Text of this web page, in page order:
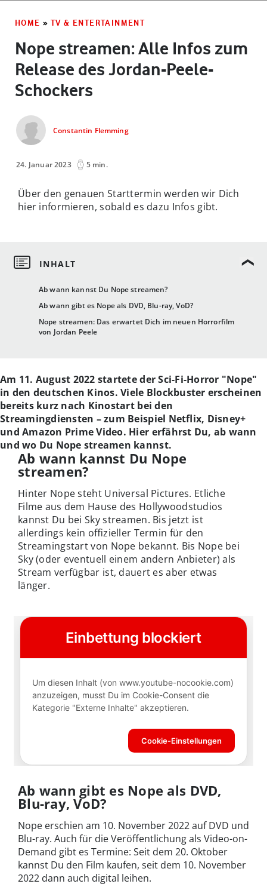
HOME » TV & ENTERTAINMENT
Nope streamen: Alle Infos zum
Release des Jordan-Peele-
Schockers
Constantin Flemming
24. Januar 2023 5 min.
Ab wann kannst Du Nope streamen?
Ab wann gibt es Nope als DVD, Blu-ray, VoD?
Nope streamen: Das erwartet Dich im neuen Horrorfilm
von Jordan Peele
Am 11. August 2022 startete der Sci-Fi-Horror "Nope"
in den deutschen Kinos. Viele Blockbuster erscheinen
bereits kurz nach Kinostart bei den
Streamingdiensten – zum Beispiel Netflix, Disney+
und Amazon Prime Video. Hier erfährst Du, ab wann
und wo Du Nope streamen kannst.
Ab wann kannst Du Nope
streamen?
Hinter Nope steht Universal Pictures. Etliche
Filme aus dem Hause des Hollywoodstudios
kannst Du bei Sky streamen. Bis jetzt ist
allerdings kein offizieller Termin für den
Streamingstart von Nope bekannt. Bis Nope bei
Sky (oder eventuell einem andern Anbieter) als
Stream verfügbar ist, dauert es aber etwas
länger.
Über den genauen Starttermin werden wir Dich
hier informieren, sobald es dazu Infos gibt.
Ab wann gibt es Nope als DVD,
Blu-ray, VoD?
Nope erschien am 10. November 2022 auf DVD und
Blu-ray. Auch für die Veröffentlichung als Video-on-
Demand gibt es Termine: Seit dem 20. Oktober
kannst Du den Film kaufen, seit dem 10. November
2022 dann auch digital leihen.